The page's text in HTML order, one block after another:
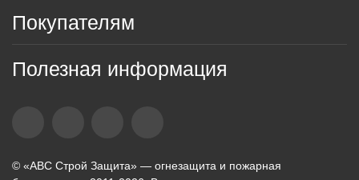
Покупателям
Полезная информация
© «АВС Строй Защита» — огнезащита и пожарная